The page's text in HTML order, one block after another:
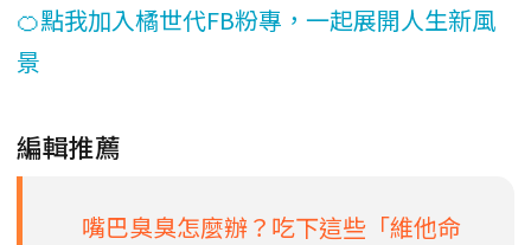
🍊點我加入橘世代FB粉專，一起展開人生新風
景
編輯推薦
嘴巴臭臭怎麼辦？吃下這些「維他命